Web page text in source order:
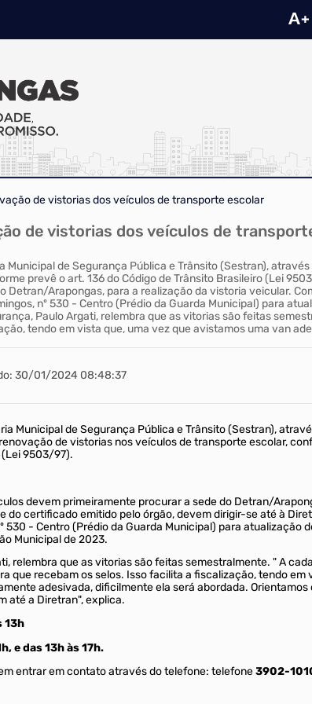
de vistorias dos veículos de transporte escolar
de vistorias dos veículos de
Municipal de Segurança Pública e Trânsito (Sestran),
prevê o art. 136 do Código de Trânsito Brasileiro (Lei
Arapongas, para a realização da vistoria veicular.
nº 530 - Centro (Prédio da Guarda Municipal) para
Paulo Argati, relembra que as vitorias são feitas
tendo em vista que, uma vez que avistamos uma van
30/01/2024 08:48:37
Municipal de Segurança Pública e Trânsito (Sestran),
de vistorias nos veículos de transporte escolar,
(Lei 9503/97).
devem primeiramente procurar a sede do Detran/
do certificado emitido pelo órgão, devem dirigir-se até à
530 - Centro (Prédio da Guarda Municipal) para atualização
Municipal de 2023.
relembra que as vitorias são feitas semestralmente. " A
que recebam os selos. Isso facilita a fiscalização, tendo em
adesivada, dificilmente ela será abordada. Orientamos
até a Diretran", explica.
13h
e das 13h às 17h.
entrar em contato através do telefone: telefone3902-